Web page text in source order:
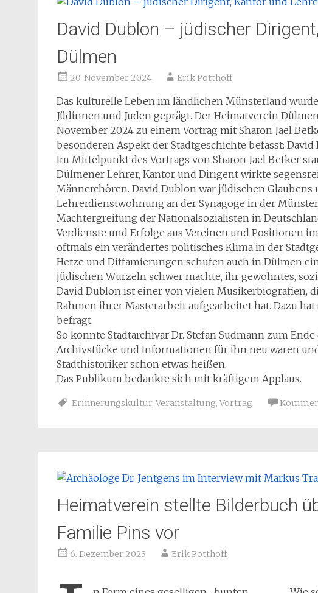
David Dublon – jüdischer
Dülmen
20. November 2024 Erik Potthoff
Das kulturelle Leben im ländlichen Münsterland
Jüdinnen und Juden geprägt. Der Heimatverein
November 2024 zu einem Vortrag mit Sharon Jael
besonderen Aspekt der Stadtgeschichte befasst:
Im Mittelpunkt des Vortrags von Sharon Jael Betker
Dülmener Lehrer, Kantor und Dirigent wirkte
Männerchören. David Dublon war jüdischen
Lehrerdienstwohnung an der Synagoge in der
Machtergreifung der Nationalsozialisten in
Verdienste und Erfolge aus Vereinen und Positionen
oftmals ein verändertes politisches Klima in der
Hetze und Diffamierungen schufen auch in Dülmen
jüdischen Wurzeln schwer machte, ihr gewohntes,
David Dublon ist einer von vielen Musikerbiografien,
Rahmen ihrer Masterarbeit aufgearbeitet hat. Dazu
befragt.
So konnte Stadtarchivar Dr. Stefan Sudmann zum
Archivstücke und Informationen für ihn neu waren
Stadthistoriker schon etwas heißen.
Das Publikum bedankte sich mit kräftigem Applaus.
Erinnerungskultur, Veranstaltung, Vortrag
Heimatverein stellte Bilderbuch
Familie Pins vor
6. Dezember 2023 Erik Potthoff